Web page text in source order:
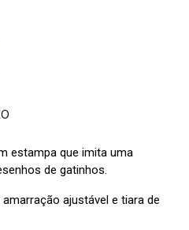
estampa que imita uma
de gatinhos.
ajustável e tiara de